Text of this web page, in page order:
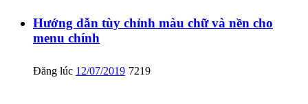
Hướng dẫn tùy chỉnh màu chữ và nền cho
menu chính
Đăng lúc 12/07/2019 7219